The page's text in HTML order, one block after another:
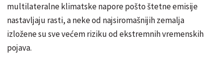
multilateralne klimatske napore pošto štetne emisije
nastavljaju rasti, a neke od najsiromašnijih zemalja
izložene su sve većem riziku od ekstremnih vremenskih
pojava.